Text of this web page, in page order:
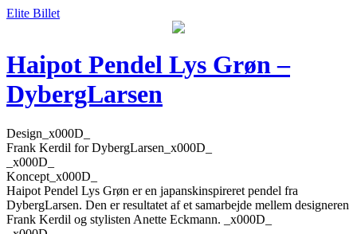
Elite Billet
Haipot Pendel Lys Grøn –
DybergLarsen
Design_x000D_
Frank Kerdil for DybergLarsen_x000D_
_x000D_
Koncept_x000D_
Haipot Pendel Lys Grøn er en japanskinspireret pendel fra
DybergLarsen. Den er resultatet af et samarbejde mellem designeren
Frank Kerdil og stylisten Anette Eckmann. _x000D_